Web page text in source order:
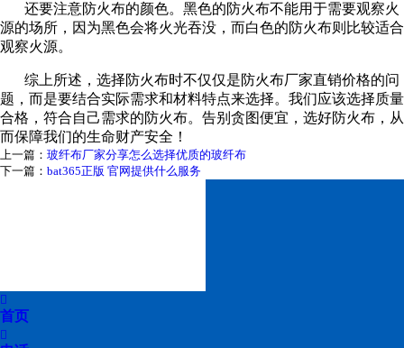
喷烧试验
还要注意防火布的颜色。黑色的防火布不能用于需要观察火
源的场所，因为黑色会将火光吞没，而白色的防火布则比较适合
观察火源。
综上所述，选择防火布时不仅仅是防火布厂家直销价格的问
题，而是要结合实际需求和材料特点来选择。我们应该选择质量
合格，符合自己需求的防火布。告别贪图便宜，选好防火布，从
而保障我们的生命财产安全！
上一篇： 玻纤布厂家分享怎么选择优质的玻纤布
下一篇： bat365正版 官网提供什么服务

首页
